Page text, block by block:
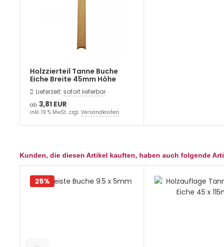
Holzzierteil Tanne Buche
Eiche Breite 45mm Höhe
440mm
Lieferzeit: sofort lieferbar
ab 3,81 EUR
inkl. 19 % MwSt. zzgl. Versandkosten
Kunden, die diesen Artikel kauften, haben auch folgende
25%